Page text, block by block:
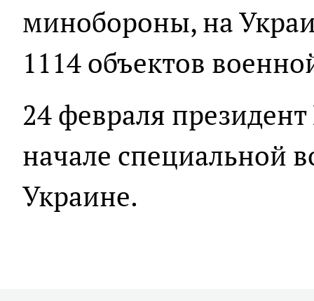
минобороны, на
1114 объектов
24 февраля
начале специальной
Украине.